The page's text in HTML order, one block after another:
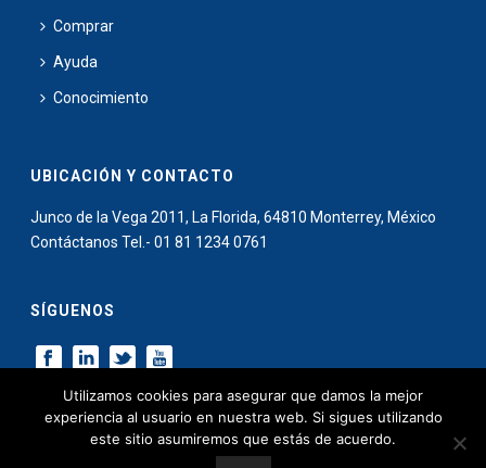
Comprar
Ayuda
Conocimiento
UBICACIÓN Y CONTACTO
Junco de la Vega 2011, La Florida, 64810 Monterrey, México
Contáctanos Tel.- 01 81 1234 0761
SÍGUENOS
Utilizamos cookies para asegurar que damos la mejor
experiencia al usuario en nuestra web. Si sigues utilizando
este sitio asumiremos que estás de acuerdo.